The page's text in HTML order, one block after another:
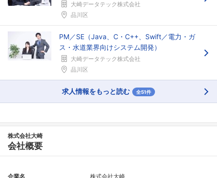
大崎データテック株式会社
品川区
PM／SE（Java、C・C++、Swift／電力・ガ
ス・水道業界向けシステム開発）
大崎データテック株式会社
品川区
求人情報をもっと読む 全51件
株式会社大崎
会社概要
企業名 株式会社大崎